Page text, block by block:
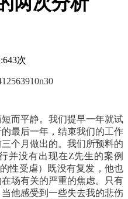
次
而平静。我们提早一年就试
最后一年，结束我们的工作
个月做出的。我们所预料的
并没有出现在Z先生的案例
性受虐）既没有复发，他也
场有关的严重的焦虑。只有
他感受到一些失去我的悲伤